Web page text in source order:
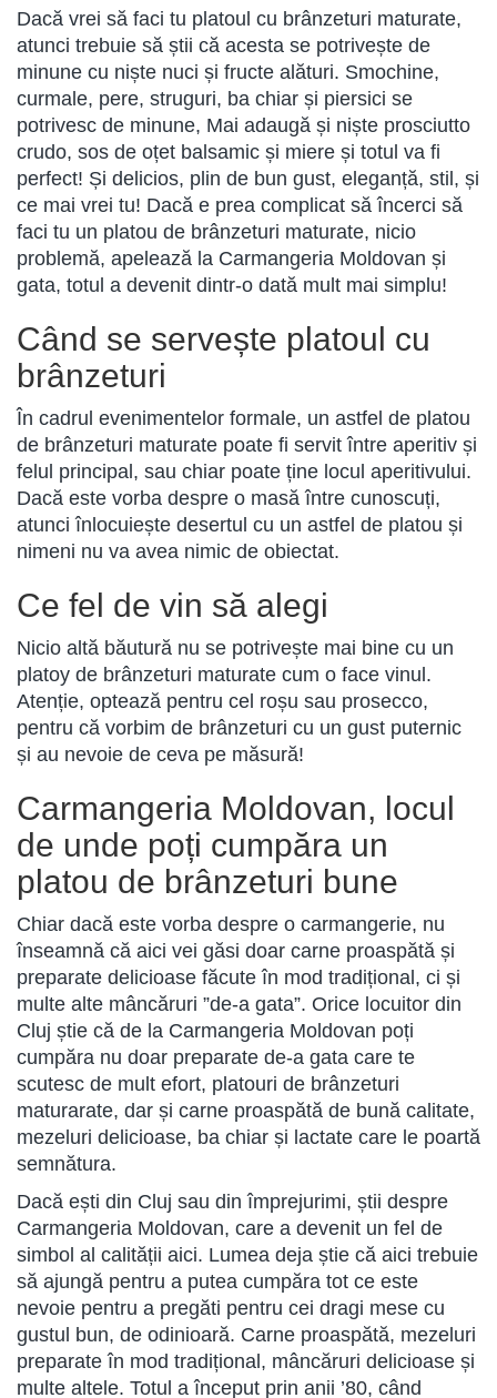
Dacă vrei să faci tu platoul cu brânzeturi maturate,
atunci trebuie să știi că acesta se potrivește de
minune cu niște nuci și fructe alături. Smochine,
curmale, pere, struguri, ba chiar și piersici se
potrivesc de minune, Mai adaugă și niște prosciutto
crudo, sos de oțet balsamic și miere și totul va fi
perfect! Și delicios, plin de bun gust, eleganță, stil, și
ce mai vrei tu! Dacă e prea complicat să încerci să
faci tu un platou de brânzeturi maturate, nicio
problemă, apelează la Carmangeria Moldovan și
gata, totul a devenit dintr-o dată mult mai simplu!
Când se servește platoul cu
brânzeturi
În cadrul evenimentelor formale, un astfel de platou
de brânzeturi maturate poate fi servit între aperitiv și
felul principal, sau chiar poate ține locul aperitivului.
Dacă este vorba despre o masă între cunoscuți,
atunci înlocuiește desertul cu un astfel de platou și
nimeni nu va avea nimic de obiectat.
Ce fel de vin să alegi
Nicio altă băutură nu se potrivește mai bine cu un
platoy de brânzeturi maturate cum o face vinul.
Atenție, optează pentru cel roșu sau prosecco,
pentru că vorbim de brânzeturi cu un gust puternic
și au nevoie de ceva pe măsură!
Carmangeria Moldovan, locul
de unde poți cumpăra un
platou de brânzeturi bune
Chiar dacă este vorba despre o carmangerie, nu
înseamnă că aici vei găsi doar carne proaspătă și
preparate delicioase făcute în mod tradițional, ci și
multe alte mâncăruri ”de-a gata”. Orice locuitor din
Cluj știe că de la Carmangeria Moldovan poți
cumpăra nu doar preparate de-a gata care te
scutesc de mult efort, platouri de brânzeturi
maturarate, dar și carne proaspătă de bună calitate,
mezeluri delicioase, ba chiar și lactate care le poartă
semnătura.
Dacă ești din Cluj sau din împrejurimi, știi despre
Carmangeria Moldovan, care a devenit un fel de
simbol al calității aici. Lumea deja știe că aici trebuie
să ajungă pentru a putea cumpăra tot ce este
nevoie pentru a pregăti pentru cei dragi mese cu
gustul bun, de odinioară. Carne proaspătă, mezeluri
preparate în mod tradițional, mâncăruri delicioase și
multe altele. Totul a început prin anii ’80, când